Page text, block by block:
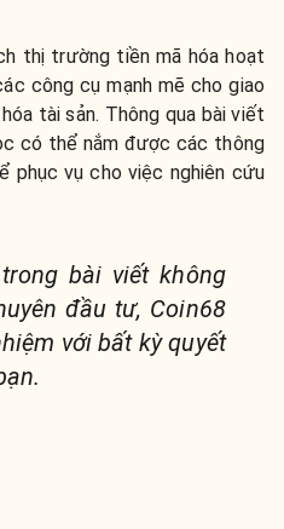
thị trường tiền mã hóa hoạt
công cụ mạnh mẽ cho giao
tài sản. Thông qua bài viết
có thể nắm được các thông
phục vụ cho việc nghiên cứu
bài viết không
đầu tư, Coin68
với bất kỳ quyết